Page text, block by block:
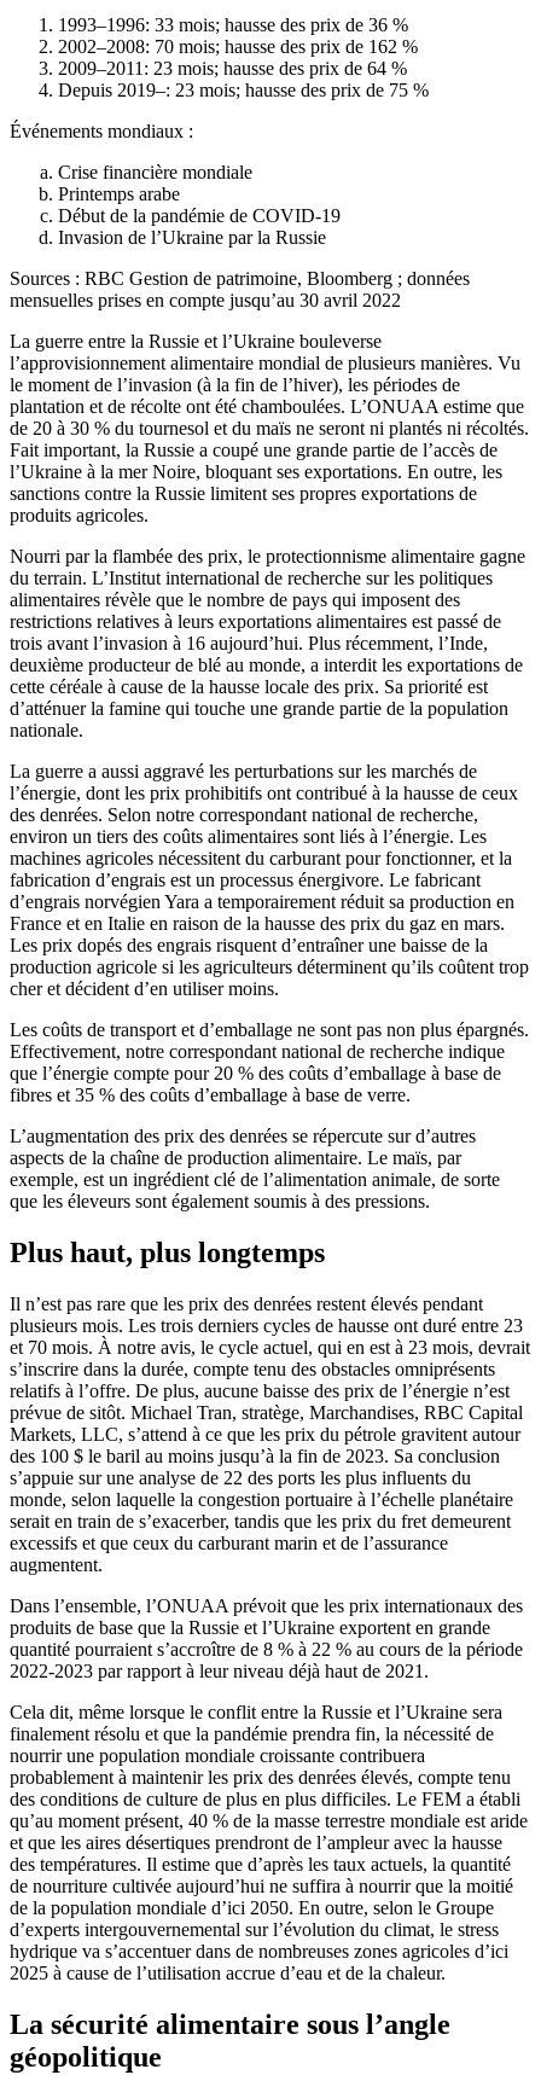
1993–1996: 33 mois; hausse des prix de 36 %
2002–2008: 70 mois; hausse des prix de 162 %
2009–2011: 23 mois; hausse des prix de 64 %
Depuis 2019–: 23 mois; hausse des prix de 75 %
Événements mondiaux :
Crise financière mondiale
Printemps arabe
Début de la pandémie de COVID-19
Invasion de l’Ukraine par la Russie
Sources : RBC Gestion de patrimoine, Bloomberg ; données
mensuelles prises en compte jusqu’au 30 avril 2022
La guerre entre la Russie et l’Ukraine bouleverse
l’approvisionnement alimentaire mondial de plusieurs manières. Vu
le moment de l’invasion (à la fin de l’hiver), les périodes de
plantation et de récolte ont été chamboulées. L’ONUAA estime que
de 20 à 30 % du tournesol et du maïs ne seront ni plantés ni récoltés.
Fait important, la Russie a coupé une grande partie de l’accès de
l’Ukraine à la mer Noire, bloquant ses exportations. En outre, les
sanctions contre la Russie limitent ses propres exportations de
produits agricoles.
Nourri par la flambée des prix, le protectionnisme alimentaire gagne
du terrain. L’Institut international de recherche sur les politiques
alimentaires révèle que le nombre de pays qui imposent des
restrictions relatives à leurs exportations alimentaires est passé de
trois avant l’invasion à 16 aujourd’hui. Plus récemment, l’Inde,
deuxième producteur de blé au monde, a interdit les exportations de
cette céréale à cause de la hausse locale des prix. Sa priorité est
d’atténuer la famine qui touche une grande partie de la population
nationale.
La guerre a aussi aggravé les perturbations sur les marchés de
l’énergie, dont les prix prohibitifs ont contribué à la hausse de ceux
des denrées. Selon notre correspondant national de recherche,
environ un tiers des coûts alimentaires sont liés à l’énergie. Les
machines agricoles nécessitent du carburant pour fonctionner, et la
fabrication d’engrais est un processus énergivore. Le fabricant
d’engrais norvégien Yara a temporairement réduit sa production en
France et en Italie en raison de la hausse des prix du gaz en mars.
Les prix dopés des engrais risquent d’entraîner une baisse de la
production agricole si les agriculteurs déterminent qu’ils coûtent trop
cher et décident d’en utiliser moins.
Les coûts de transport et d’emballage ne sont pas non plus épargnés.
Effectivement, notre correspondant national de recherche indique
que l’énergie compte pour 20 % des coûts d’emballage à base de
fibres et 35 % des coûts d’emballage à base de verre.
L’augmentation des prix des denrées se répercute sur d’autres
aspects de la chaîne de production alimentaire. Le maïs, par
exemple, est un ingrédient clé de l’alimentation animale, de sorte
que les éleveurs sont également soumis à des pressions.
Plus haut, plus longtemps
Il n’est pas rare que les prix des denrées restent élevés pendant
plusieurs mois. Les trois derniers cycles de hausse ont duré entre 23
et 70 mois. À notre avis, le cycle actuel, qui en est à 23 mois, devrait
s’inscrire dans la durée, compte tenu des obstacles omniprésents
relatifs à l’offre. De plus, aucune baisse des prix de l’énergie n’est
prévue de sitôt. Michael Tran, stratège, Marchandises, RBC Capital
Markets, LLC, s’attend à ce que les prix du pétrole gravitent autour
des 100 $ le baril au moins jusqu’à la fin de 2023. Sa conclusion
s’appuie sur une analyse de 22 des ports les plus influents du
monde, selon laquelle la congestion portuaire à l’échelle planétaire
serait en train de s’exacerber, tandis que les prix du fret demeurent
excessifs et que ceux du carburant marin et de l’assurance
augmentent.
Dans l’ensemble, l’ONUAA prévoit que les prix internationaux des
produits de base que la Russie et l’Ukraine exportent en grande
quantité pourraient s’accroître de 8 % à 22 % au cours de la période
2022-2023 par rapport à leur niveau déjà haut de 2021.
Cela dit, même lorsque le conflit entre la Russie et l’Ukraine sera
finalement résolu et que la pandémie prendra fin, la nécessité de
nourrir une population mondiale croissante contribuera
probablement à maintenir les prix des denrées élevés, compte tenu
des conditions de culture de plus en plus difficiles. Le FEM a établi
qu’au moment présent, 40 % de la masse terrestre mondiale est aride
et que les aires désertiques prendront de l’ampleur avec la hausse
des températures. Il estime que d’après les taux actuels, la quantité
de nourriture cultivée aujourd’hui ne suffira à nourrir que la moitié
de la population mondiale d’ici 2050. En outre, selon le Groupe
d’experts intergouvernemental sur l’évolution du climat, le stress
hydrique va s’accentuer dans de nombreuses zones agricoles d’ici
2025 à cause de l’utilisation accrue d’eau et de la chaleur.
La sécurité alimentaire sous l’angle
géopolitique